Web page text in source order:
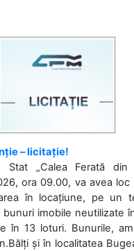
– licitație!
Stat „Calea Ferată din
ora 09.00, va avea loc
în locațiune, pe un
bunuri imobile neutilizate
în 13 loturi. Bunurile,
și în localitatea